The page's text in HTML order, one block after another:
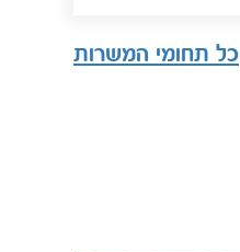
כל תחומי המשרות